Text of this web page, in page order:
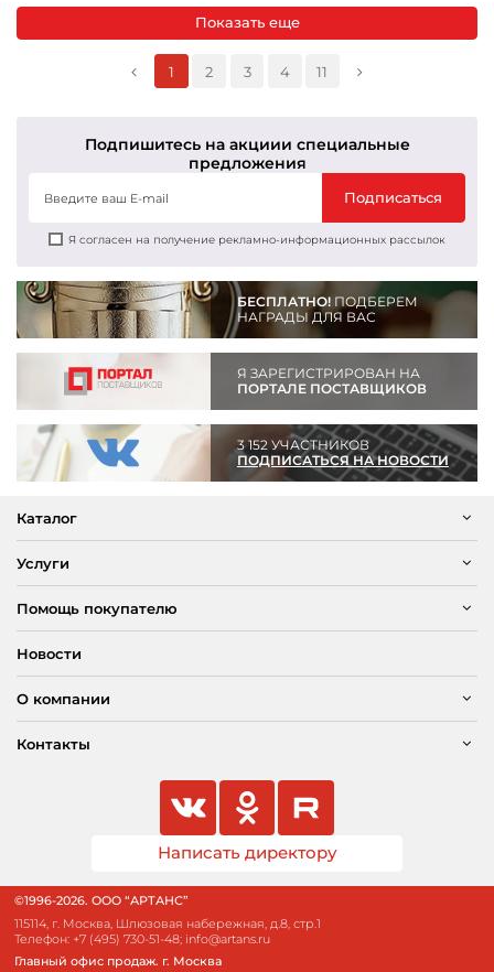
Показать еще
1 2 3 4 11
Подпишитесь на акциии специальные
предложения
Подписаться
Я согласен на получение рекламно-информационных рассылок
БЕСПЛАТНО!ПОДБЕРЕМ
НАГРАДЫ ДЛЯ ВАС
Я ЗАРЕГИСТРИРОВАН НА
ПОРТАЛЕ ПОСТАВЩИКОВ
3 152 УЧАСТНИКОВ
ПОДПИСАТЬСЯ НА НОВОСТИ
Каталог
Услуги
Помощь покупателю
Новости
О компании
Контакты
Написать директору
©1996-2026. ООО “АРТАНС”
115114, г. Москва, Шлюзовая набережная, д.8, стр.1
Телефон: +7 (495) 730-51-48; info@artans.ru
Главный офис продаж. г. Москва